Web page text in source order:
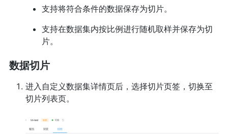
支持将符合条件的数据保存为切片。
支持在数据集内按比例进行随机取样并保存为切
片。
数据切片
进入自定义数据集详情页后，选择切片页签，切换至
切片列表页。